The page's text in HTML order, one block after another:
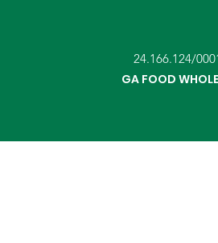
24.166.124/
GA FOOD